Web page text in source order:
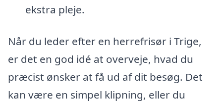
ekstra pleje.
Når du leder efter en herrefrisør i Trige,
er det en god idé at overveje, hvad du
præcist ønsker at få ud af dit besøg. Det
kan være en simpel klipning, eller du